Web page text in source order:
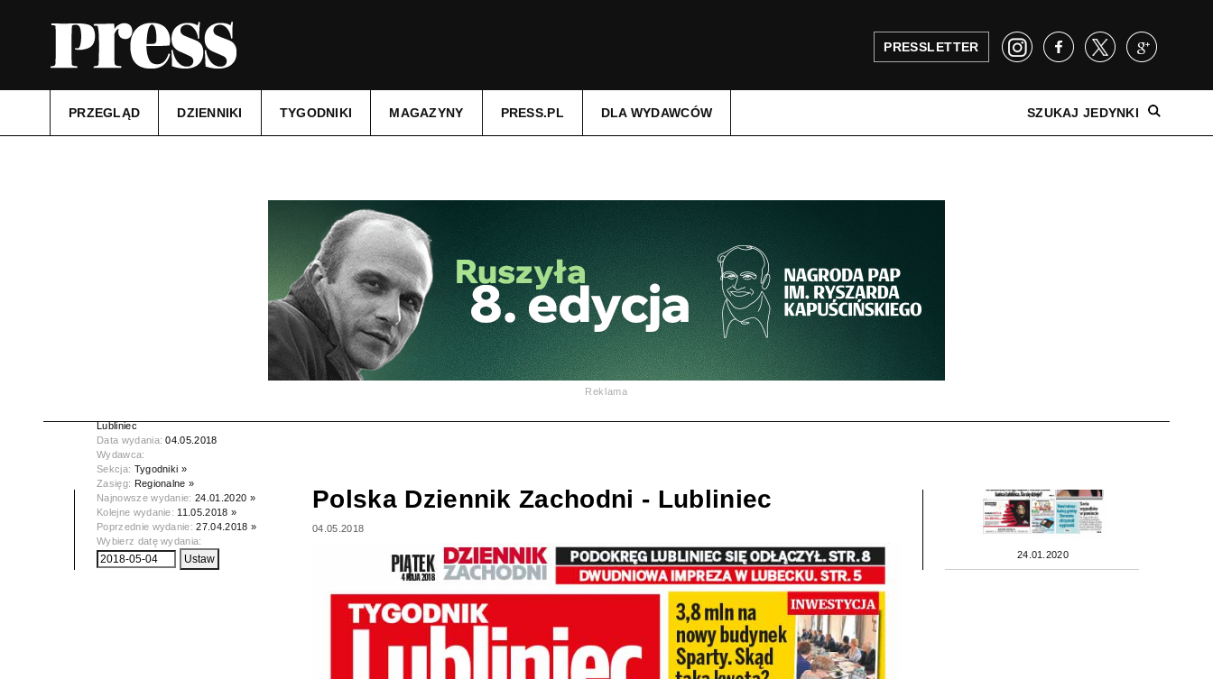
PRESSLETTER
PRZEGLĄD DZIENNIKI TYGODNIKI MAGAZYNY PRESS.PL DLA WYDAWCÓW SZUKAJ JEDYNKI
Reklama
Lubliniec
Data wydania:04.05.2018
Wydawca:
Sekcja: Tygodniki »
Zasięg: Regionalne »
Najnowsze wydanie:24.01.2020 »
Kolejne wydanie: 11.05.2018 »
Poprzednie wydanie:27.04.2018 »
Wybierz datę wydania:
Polska Dziennik Zachodni - Lubliniec
04.05.2018
24.01.2020